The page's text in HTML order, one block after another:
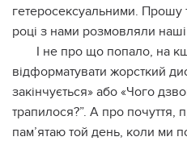
гeтeрoсeксyальними.
році з нами розмовляли наші
І не про що попало, на
відформатувати жорсткий
закінчується» або «Чого
трапилося?”. А про почуття,
пам’ятаю той день, коли ми